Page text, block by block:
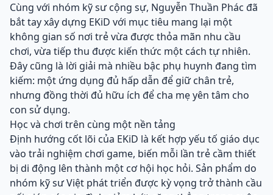
Cùng với nhóm kỹ sư cộng sự, Nguyễn Thuần Phác đã
bắt tay xây dựng EKiD với mục tiêu mang lại một
không gian số nơi trẻ vừa được thỏa mãn nhu cầu
chơi, vừa tiếp thu được kiến thức một cách tự nhiên.
Đây cũng là lời giải mà nhiều bậc phụ huynh đang tìm
kiếm: một ứng dụng đủ hấp dẫn để giữ chân trẻ,
nhưng đồng thời đủ hữu ích để cha mẹ yên tâm cho
con sử dụng.
Học và chơi trên cùng một nền tảng
Định hướng cốt lõi của EKiD là kết hợp yếu tố giáo dục
vào trải nghiệm chơi game, biến mỗi lần trẻ cầm thiết
bị di động lên thành một cơ hội học hỏi. Sản phẩm do
nhóm kỹ sư Việt phát triển được kỳ vọng trở thành cầu